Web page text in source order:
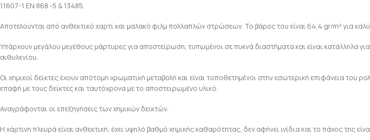
11607-1 ΕΝ 868 -5 & 13485.
Αποτελούνται από ανθεκτικό χαρτί και μαλακό φιλμ πολλαπλών στρώσεων. Το βάρος του είναι 64,4 gr/m² για
Υπάρχουν μεγάλου μεγέθους μάρτυρες για αποστείρωση, τυπωμένοι σε πυκνά διαστήματα και είναι κατάλληλα
αιθυλενίου.
Οι χημικοί δείκτες έχουν απότομη χρωματική μεταβολή και είναι τοποθετημένοι στην εσωτερική επιφάνεια του
επαφή με τους δείκτες και ταυτόχρονα με το αποστειρωμένο υλικό.
Αναγράφονται οι επεξηγήσεις των χημικών δεικτών.
Η χάρτινη πλευρά είναι ανθεκτική, έχει υψηλό βαθμό χημικής καθαρότητας, δεν αφήνει ινίδια και το πάχος της